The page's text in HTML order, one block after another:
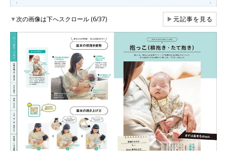
▼次の画像は下へスクロール (6/37) ▶元記事を見る